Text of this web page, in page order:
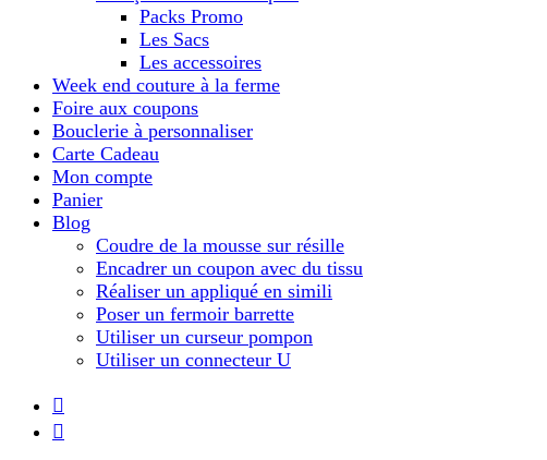
Packs Promo
Les Sacs
Les accessoires
Week end couture à la ferme
Foire aux coupons
Bouclerie à personnaliser
Carte Cadeau
Mon compte
Panier
Blog
Coudre de la mousse sur résille
Encadrer un coupon avec du tissu
Réaliser un appliqué en simili
Poser un fermoir barrette
Utiliser un curseur pompon
Utiliser un connecteur U